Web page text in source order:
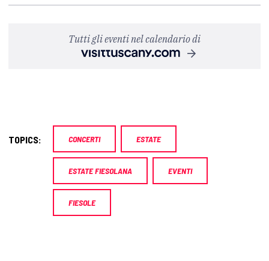
Tutti gli eventi nel calendario di
TOPICS: CONCERTI ESTATE
ESTATE FIESOLANA EVENTI
FIESOLE